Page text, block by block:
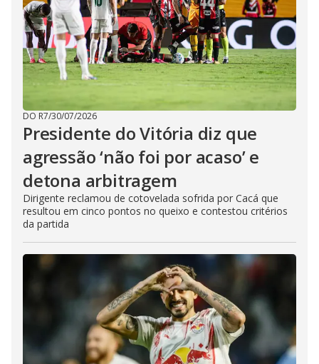
DO R7/30/07/2026
Presidente do Vitória diz que
agressão ‘não foi por acaso’ e
detona arbitragem
Dirigente reclamou de cotovelada sofrida por Cacá que
resultou em cinco pontos no queixo e contestou critérios
da partida